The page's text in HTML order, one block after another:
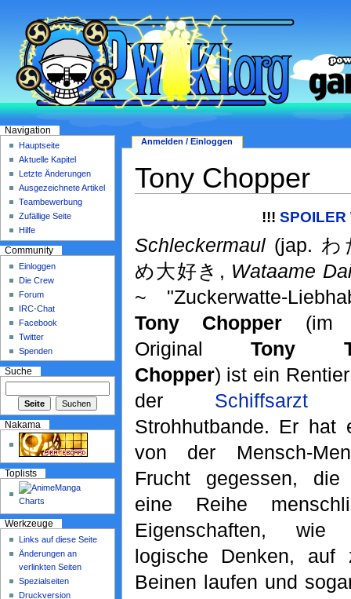
Tony Chopper
!!!SPOILER
Schleckermaul(jap. わ
め大好き, Wataame
~ "Zuckerwatte-
Tony Chopper
OriginalTony
Chopper) ist ein
der Schiffsarzt
Strohhutbande. Er hat
von der Mensch-
Frucht gegessen, die
eine Reihe
Eigenschaften, wie
logische Denken, auf
Beinen laufen und
Anmelden / Einloggen
Navigation
Hauptseite
Aktuelle Kapitel
Letzte Änderungen
Ausgezeichnete Artikel
Teambewerbung
Zufällige Seite
Hilfe
Community
Einloggen
Die Crew
Forum
IRC-Chat
Facebook
Twitter
Spenden
Suche
Nakama
Toplists
Werkzeuge
Links auf diese Seite
Änderungen an
verlinkten Seiten
Spezialseiten
Druckversion